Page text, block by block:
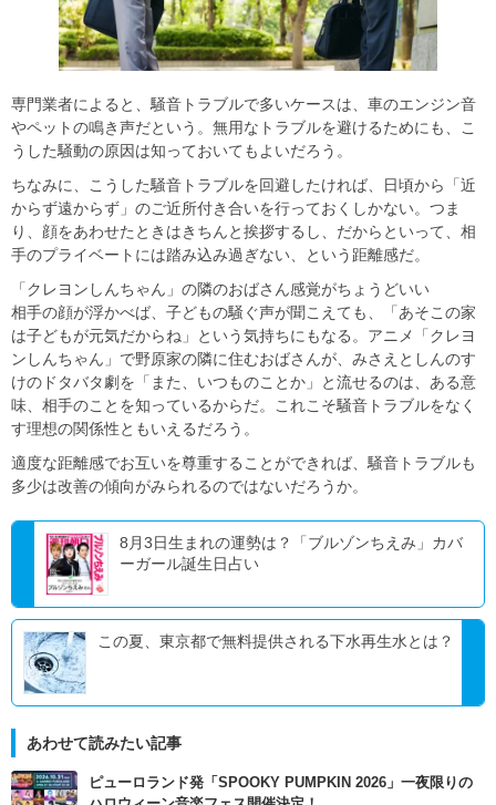
専門業者によると、騒音トラブルで多いケースは、車のエンジン音
やペットの鳴き声だという。無用なトラブルを避けるためにも、こ
うした騒動の原因は知っておいてもよいだろう。
ちなみに、こうした騒音トラブルを回避したければ、日頃から「近
からず遠からず」のご近所付き合いを行っておくしかない。つま
り、顔をあわせたときはきちんと挨拶するし、だからといって、相
手のプライベートには踏み込み過ぎない、という距離感だ。
「クレヨンしんちゃん」の隣のおばさん感覚がちょうどいい
相手の顔が浮かべば、子どもの騒ぐ声が聞こえても、「あそこの家
は子どもが元気だからね」という気持ちにもなる。アニメ「クレヨ
ンしんちゃん」で野原家の隣に住むおばさんが、みさえとしんのす
けのドタバタ劇を「また、いつものことか」と流せるのは、ある意
味、相手のことを知っているからだ。これこそ騒音トラブルをなく
す理想の関係性ともいえるだろう。
適度な距離感でお互いを尊重することができれば、騒音トラブルも
多少は改善の傾向がみられるのではないだろうか。
8月3日生まれの運勢は？「ブルゾンちえみ」カバ
ーガール誕生日占い
この夏、東京都で無料提供される下水再生水とは？
あわせて読みたい記事
ピューロランド発「SPOOKY PUMPKIN 2026」一夜限りの